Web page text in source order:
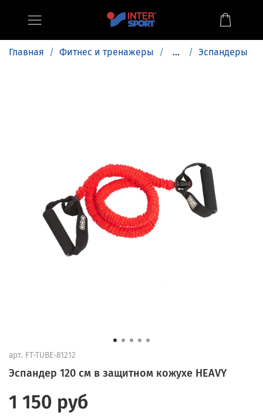
Главная Фитнес и тренажеры ... Эспандеры
арт. FT-TUBE-81212
Эспандер 120 см в защитном кожухе HEAVY
1 150 руб